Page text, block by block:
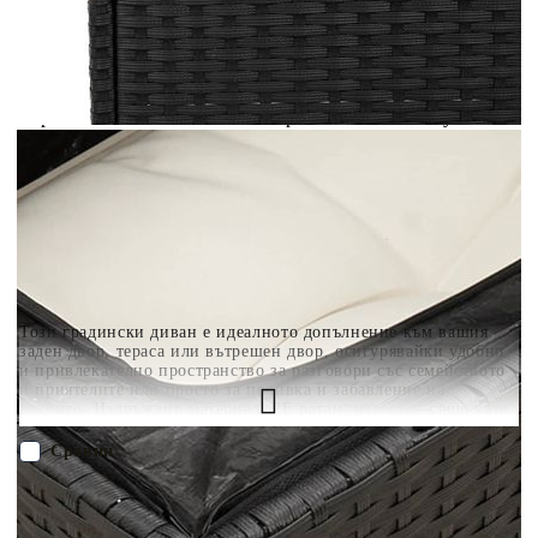
Този градински диван е идеалното допълнение към вашия
заден двор, тераса или вътрешен двор, осигурявайки удобно
и привлекателно пространство за разговори със семейството
и приятелите или просто за почивка и забавление на
открито. Издръжлив материал: PE ратан, известен също като
полиратан, е здрав синтетичен материал с малко необходима
поддръжка, който прилича на естествен ратан. Той е лек,
лесен за почистване и често се използва за външни мебели
поради своята издръжливост и устойчивост на атмосферни
влияния.Функция за съхранение с устойчива на вода чанта:
Всяка градинска седалка разполага с място за съхранение под
разполагате с три начина да я платите към тях:
Отложено до 30 дни от момента на изпращане на
поръчката без оскъпяване. За покупки на стойност до
400 лв. / €204,52
Плащане на 4 вноски. Заплащате 20% от стойността на
поръчката си на момента с карта. Останалата сума се
разделя на 3 равни месечни вноски без оскъпяване. За
покупки на стойност до 1000 лв. / €511.31
Плащане на 6 вноски. Стойността на поръчката се
разпределя в 6 равни месечни вноски с оскъпяване. За
ПОРЪЧАЙ БЕЗ РЕГИСТРАЦИЯ
Сравни